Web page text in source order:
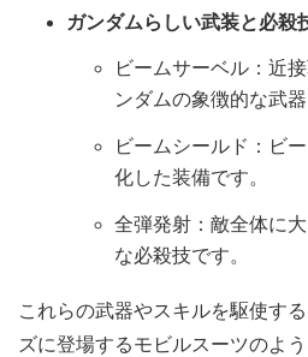
ガンダムらしい武装と必殺
ビームサーベル：近
ンダムの象徴的な武器
ビームシールド：ビ
化した装備です。
全弾発射：敵全体に
な必殺技です。
これらの武器やスキルを駆使す
ズに登場するモビルスーツのよ